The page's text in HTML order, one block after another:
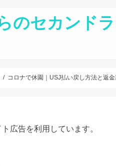
のセカンド
コロナで休園｜USJ払い戻し方法と返
広告を利用しています。